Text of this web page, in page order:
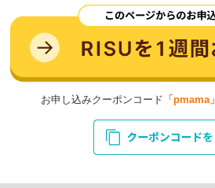
お申し込みクーポンコード 「pmama」